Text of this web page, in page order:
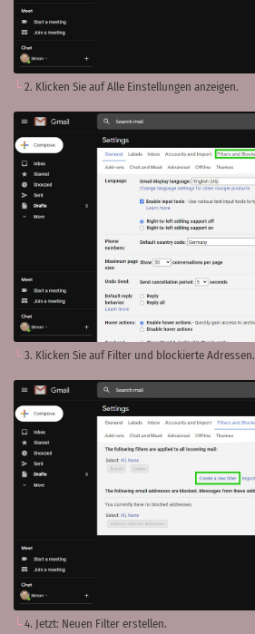
2. Klicken Sie auf Alle Einstellungen anzeigen.
3. Klicken Sie auf Filter und blockierte Adressen.
4. Jetzt: Neuen Filter erstellen.